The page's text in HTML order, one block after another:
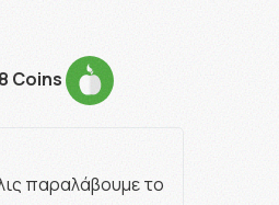
Coins
παραλάβουμε το